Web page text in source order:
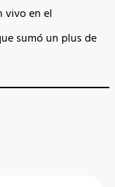
vivo en el
sumó un plus de